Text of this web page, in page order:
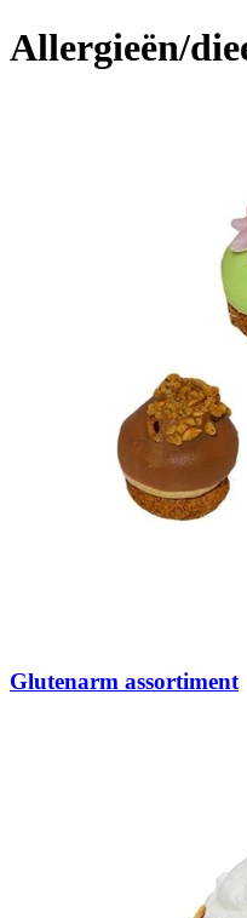
Allergieën/
Glutenarm assortiment